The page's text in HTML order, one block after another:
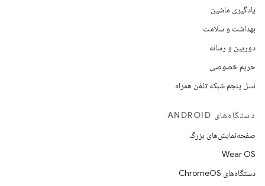
یادگیری ماشین
بهداشت و سلامت
دوربین و رسانه
حریم خصوصی
نسل پنجم شبکه تلفن همراه
دستگاه‌های ANDROID
صفحه‌نمایش‌های بزرگ
Wear OS
دستگاه‌های ChromeOS